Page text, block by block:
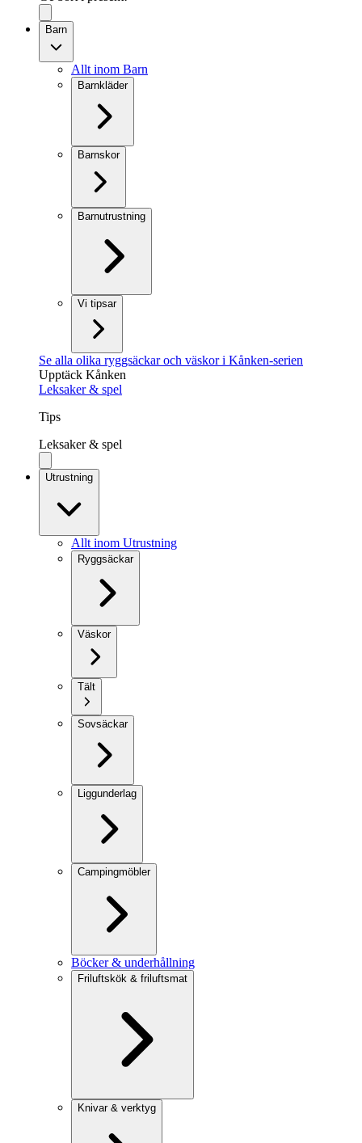
Barn
Allt inom Barn
Barnkläder
Barnskor
Barnutrustning
Vi tipsar
Se alla olika ryggsäckar och väskor i Kånken-serien
Upptäck Kånken
Leksaker & spel
Tips
Leksaker & spel
Utrustning
Allt inom Utrustning
Ryggsäckar
Väskor
Tält
Sovsäckar
Liggunderlag
Campingmöbler
Böcker & underhållning
Friluftskök & friluftsmat
Knivar & verktyg